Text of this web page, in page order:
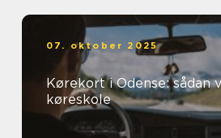
07. oktober 2025
Kørekort i Odense: sådan
køreskole